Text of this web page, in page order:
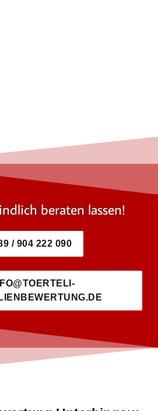
beraten lassen!
/ 904 222 090